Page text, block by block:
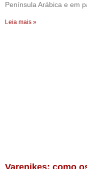
Península Arábica e em
Leia mais »